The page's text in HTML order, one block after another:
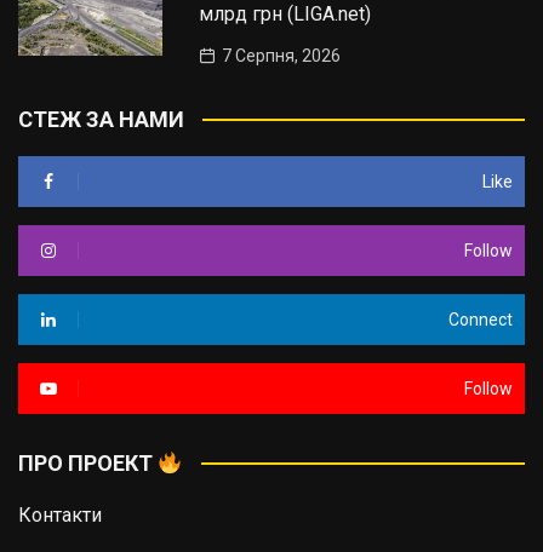
млрд грн (LIGA.net)
7 Серпня, 2026
СТЕЖ ЗА НАМИ
Like
Follow
Connect
Follow
ПРО ПРОЕКТ
Контакти